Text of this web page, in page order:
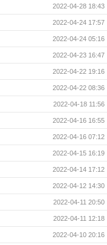
2022-04-28 18:43
2022-04-24 17:57
2022-04-24 05:16
2022-04-23 16:47
2022-04-22 19:16
2022-04-22 08:36
2022-04-18 11:56
2022-04-16 16:55
2022-04-16 07:12
2022-04-15 16:19
2022-04-14 17:12
2022-04-12 14:30
2022-04-11 20:50
2022-04-11 12:18
2022-04-10 20:16